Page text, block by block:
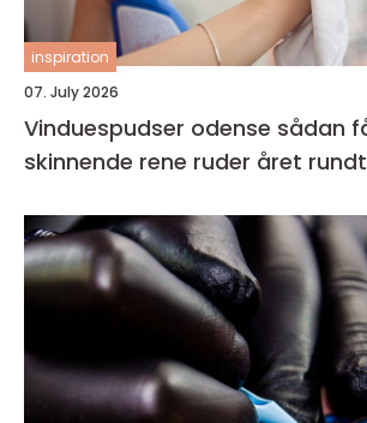
inspiration
07. July 2026
Vinduespudser odense sådan får du
skinnende rene ruder året rundt